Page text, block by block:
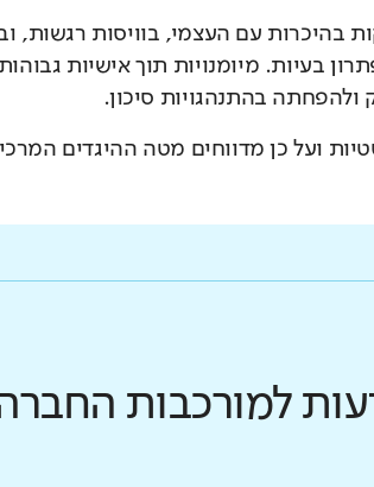
בהיכרות עם העצמי, בוויסות רגשות,
בעיות. מיומנויות תוך אישיות
ולהפחתה בהתנהגויות סיכון.
ועל כן מדווחים מטה ההיגדים
למורכבות